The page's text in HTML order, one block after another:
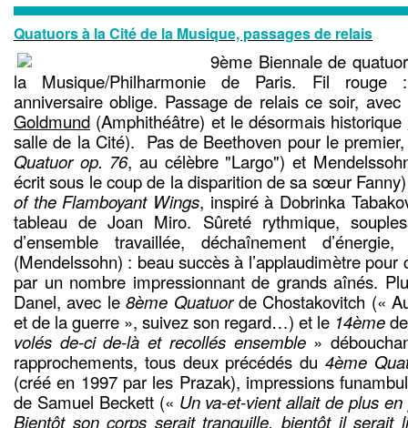
Quatuors à la Cité de la Musique, passages de relais
9ème Biennale de
la Musique/Philharmonie de Paris. Fil rouge
anniversaire oblige. Passage de relais ce soir,
Goldmund (Amphithéâtre) et le désormais historique
salle de la Cité). Pas de Beethoven pour le
Quatuor op. 76, au célèbre "Largo") et
écrit sous le coup de la disparition de sa sœur
of the Flamboyant Wings, inspiré à Dobrinka
tableau de Joan Miro. Sûreté rythmique,
d’ensemble travaillée, déchaînement
(Mendelssohn) : beau succès à l’applaudimètre
par un nombre impressionnant de grands aînés.
Danel, avec le8ème Quatuorde Chostakovitch («
et de la guerre », suivez son regard…) et le 14ème
volés de-ci de-là et recollés ensemble»
rapprochements, tous deux précédés du4ème
(créé en 1997 par les Prazak), impressions
de Samuel Beckett (« Un va-et-vient allait de plus
Bientôt son corps serait tranquille, bientôt il serait